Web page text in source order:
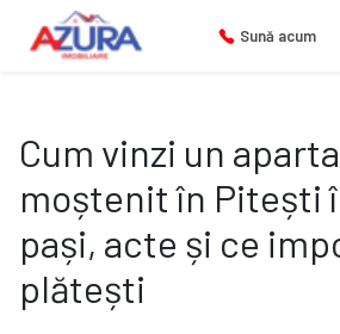
Sună acum
Cum vinzi un
moștenit în Pitești
pași, acte și ce
plătești